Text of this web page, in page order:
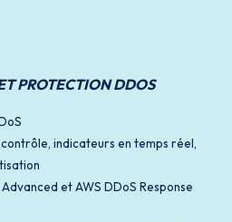
PROTECTION DDOS
indicateurs en temps réel,
et AWS DDoS Response